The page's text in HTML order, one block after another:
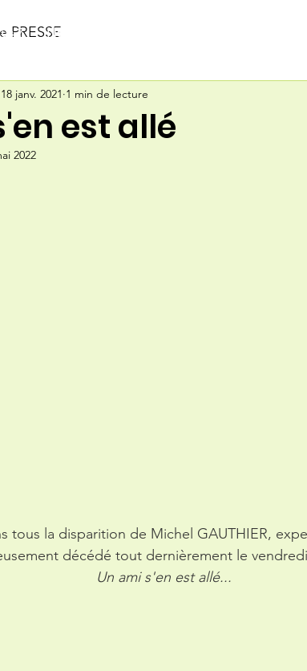
? Nous Rejoindre
PRESSE
est allé
18 janv. 2021 1 min de lecture
2022
tous la disparition de Michel GAUTHIER,
décédé tout dernièrement le
Un ami s'en est allé...